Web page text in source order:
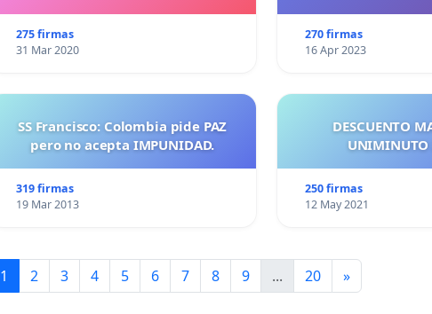
275 firmas
31 Mar 2020
270 firmas
16 Apr 2023
SS Francisco: Colombia pide PAZ
pero no acepta IMPUNIDAD.
319 firmas
19 Mar 2013
DESCUENTO
250 firmas
12 May 2021
1 2 3 4 5 6 7 8 9 ... 20 »